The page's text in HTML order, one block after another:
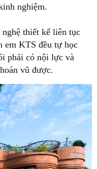
nghiệm.
thiết kế liên tục
em KTS đều tự học
phải có nội lực và
vũ được.